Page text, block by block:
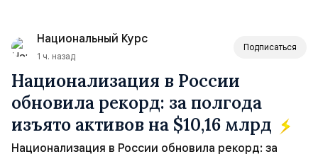
Национальный Курс
1 ч. назад
Подписаться
Национализация в России
обновила рекорд: за полгода
изъято активов на $10,16 млрд
Национализация в России обновила рекорд: за